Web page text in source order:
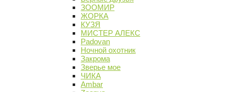
ЗООМИР
ЖОРКА
КУЗЯ
МИСТЕР АЛЕКС
Padovan
Ночной охотник
Закрома
Зверье мое
ЧИКА
Ambar